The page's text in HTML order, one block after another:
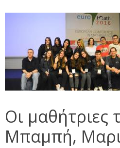
Οι μαθήτριες
Μπαμπή,